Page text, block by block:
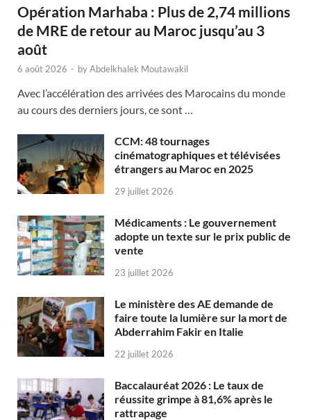
Opération Marhaba : Plus de 2,74 millions
de MRE de retour au Maroc jusqu’au 3
août
6 août 2026 - byAbdelkhalek Moutawakil
Avec l’accélération des arrivées des Marocains du monde
au cours des derniers jours, ce sont …
CCM: 48 tournages
cinématographiques et télévisées
étrangers au Maroc en 2025
29 juillet 2026
Médicaments : Le gouvernement
adopte un texte sur le prix public de
vente
23 juillet 2026
Le ministère des AE demande de
faire toute la lumière sur la mort de
Abderrahim Fakir en Italie
22 juillet 2026
Baccalauréat 2026 : Le taux de
réussite grimpe à 81,6% après le
rattrapage